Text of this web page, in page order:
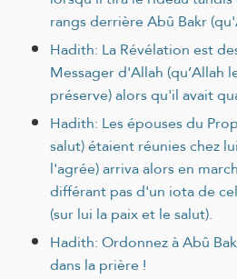
rangs derrière Abû Bakr
Hadith: La Révélation est
Messager d'Allah (qu’Allah
préserve) alors qu'il avait
Hadith: Les épouses du
salut) étaient réunies chez
l'agrée) arriva alors en
différant pas d'un iota de
(sur lui la paix et le salut).
Hadith: Ordonnez à Abû
dans la prière !